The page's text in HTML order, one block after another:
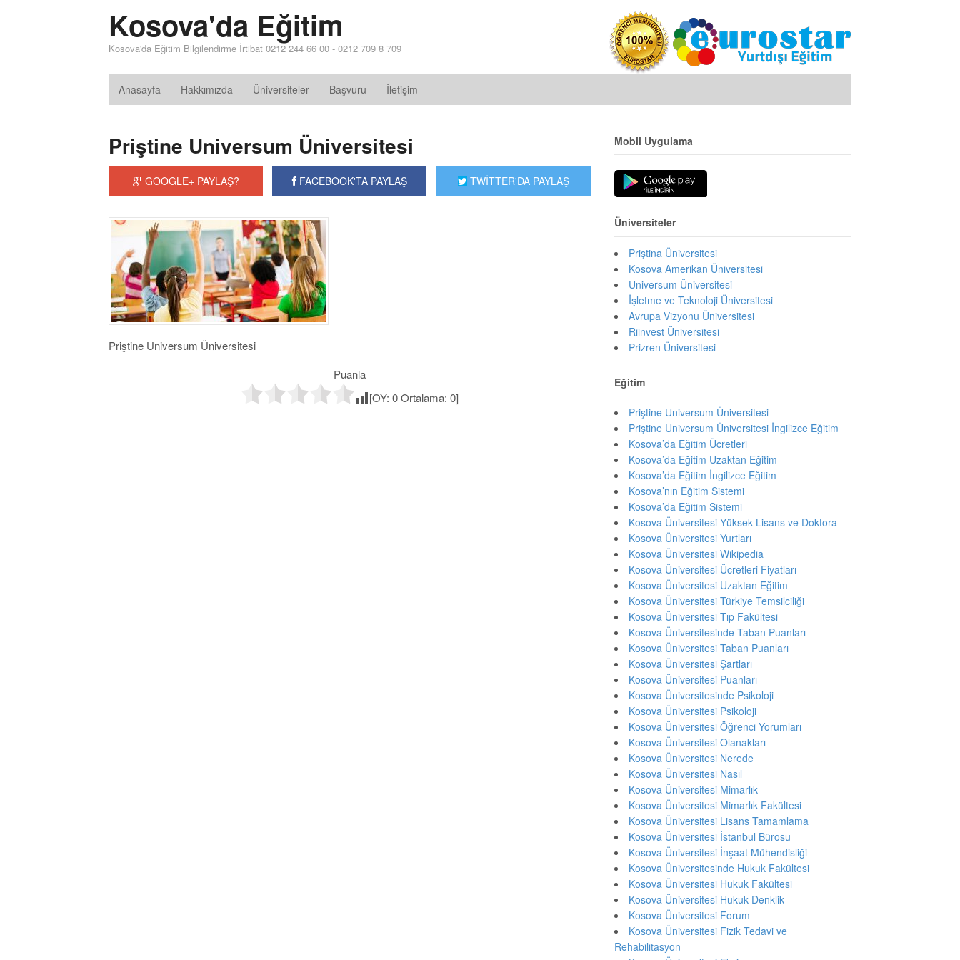
Kosova'da Eğitim
Kosova'da Eğitim Bilgilendirme İrtibat 0212 244 66 00 - 0212 709 8 709
Anasayfa Hakkımızda Üniversiteler Başvuru İletişim
Priştine Universum Üniversitesi
GOOGLE+ PAYLAŞ? FACEBOOK'TA PAYLAŞ TWİTTER'DA PAYLAŞ
Priştine Universum Üniversitesi
Puanla
[OY: 0Ortalama: 0]
Mobil Uygulama
Üniversiteler
Priştina Üniversitesi
Kosova Amerikan Üniversitesi
Universum Üniversitesi
İşletme ve Teknoloji Üniversitesi
Avrupa Vizyonu Üniversitesi
Riinvest Üniversitesi
Prizren Üniversitesi
Eğitim
Priştine Universum Üniversitesi
Priştine Universum Üniversitesi İngilizce Eğitim
Kosova’da Eğitim Ücretleri
Kosova’da Eğitim Uzaktan Eğitim
Kosova’da Eğitim İngilizce Eğitim
Kosova’nın Eğitim Sistemi
Kosova’da Eğitim Sistemi
Kosova Üniversitesi Yüksek Lisans ve Doktora
Kosova Üniversitesi Yurtları
Kosova Üniversitesi Wikipedia
Kosova Üniversitesi Ücretleri Fiyatları
Kosova Üniversitesi Uzaktan Eğitim
Kosova Üniversitesi Türkiye Temsilciliği
Kosova Üniversitesi Tıp Fakültesi
Kosova Üniversitesinde Taban Puanları
Kosova Üniversitesi Taban Puanları
Kosova Üniversitesi Şartları
Kosova Üniversitesi Puanları
Kosova Üniversitesinde Psikoloji
Kosova Üniversitesi Psikoloji
Kosova Üniversitesi Öğrenci Yorumları
Kosova Üniversitesi Olanakları
Kosova Üniversitesi Nerede
Kosova Üniversitesi Nasıl
Kosova Üniversitesi Mimarlık
Kosova Üniversitesi Mimarlık Fakültesi
Kosova Üniversitesi Lisans Tamamlama
Kosova Üniversitesi İstanbul Bürosu
Kosova Üniversitesi İnşaat Mühendisliği
Kosova Üniversitesinde Hukuk Fakültesi
Kosova Üniversitesi Hukuk Fakültesi
Kosova Üniversitesi Hukuk Denklik
Kosova Üniversitesi Forum
Kosova Üniversitesi Fizik Tedavi ve
Rehabilitasyon